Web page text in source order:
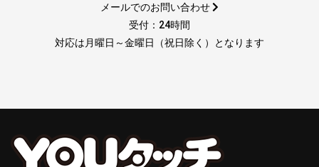
メールでのお問い合わせ
受付：24時間
対応は月曜日～金曜日（祝日除く）となります